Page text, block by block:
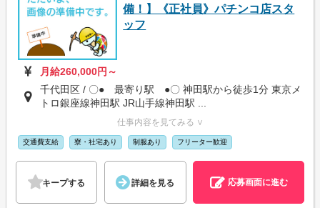
備！】《正社員》パチンコ店スタ
ッフ
月給260,000円～
千代田区 / 〇● 最寄り駅 ●〇 神田駅から徒歩1分 東京メ
トロ銀座線神田駅 JR山手線神田駅 ...
仕事内容を見てみる ∨
交通費支給 寮・社宅あり 制服あり フリーター歓迎
キープする 詳細を見る 応募画面に進む